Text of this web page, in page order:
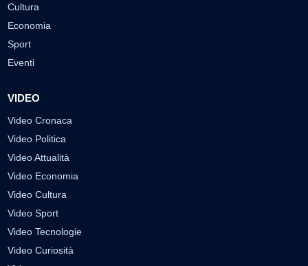
Cultura
Economia
Sport
Eventi
VIDEO
Video Cronaca
Video Politica
Video Attualità
Video Economia
Video Cultura
Video Sport
Video Tecnologie
Video Curiosità